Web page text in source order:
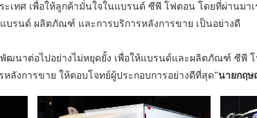
เทศ เพื่อให้ลูกค้ามั่นใจในแบรนด์ ซีพี โฟตอน โดยที่ผ่านมา
บรนด์ ผลิตภัณฑ์ และการบริการหลังการขาย เป็นอย่างดี
ฒนาต่อไปอย่างไม่หยุดยั้ง เพื่อให้แบรนด์และผลิตภัณฑ์ ซีพี
ลังการขาย ให้ตอบโจทย์ผู้ประกอบการอย่างดีที่สุด”นายกฤษ